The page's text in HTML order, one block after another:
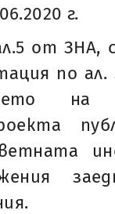
г.
от ЗНА,
по
на